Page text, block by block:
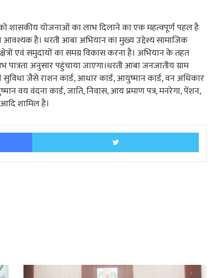
शासकीय योजनाओं का लाभ दिलाने का एक महत्वपूर्ण पहल है
है। धरती आबा अभियान का मुख्य उद्देश्य सामाजिक
एवं समुदायों का समग्र विकास करना है। अभियान के तहत
अनुसार पहुंचाया जाएगा।धरती आबा जनजातीय ग्राम
जैसे राशन कार्ड, आधार कार्ड, आयुष्मान कार्ड, वन अधिकार
वय वंदना कार्ड, जाति, निवास, आय प्रमाण पत्र, मनरेगा, पेंशन,
शामिल है।
Facebook Twitter